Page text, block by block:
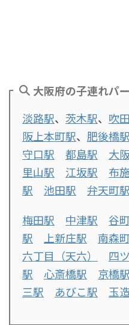
大阪府の子連れパ
淡路駅、 茨木駅、 吹
阪上本町駅、 肥後橋駅
守口駅
都島駅 大
里山駅
江坂駅 布
駅
池田駅 弁天町駅
梅田駅
中津駅 谷
駅
上新庄駅 南森
六丁目（天六）
四
駅
心斎橋駅 京橋駅
三駅
あびこ駅 玉